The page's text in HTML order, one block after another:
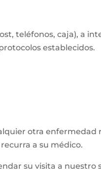
teléfonos, caja), a
establecidos.
otra enfermedad
a su médico.
su visita a nuestro